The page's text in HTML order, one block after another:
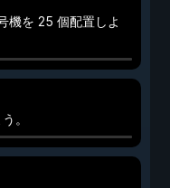
機を 25 個配置しよ
。